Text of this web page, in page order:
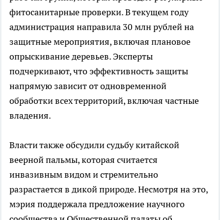
фитосанитарные проверки. В текущем году
администрация направила 30 млн рублей на
защитные мероприятия, включая плановое
опрыскивание деревьев. Эксперты
подчеркивают, что эффективность защиты
напрямую зависит от одновременной
обработки всех территорий, включая частные
владения.
Власти также обсудили судьбу китайской
веерной пальмы, которая считается
инвазивным видом и стремительно
разрастается в дикой природе. Несмотря на это,
мэрия поддержала предложение научного